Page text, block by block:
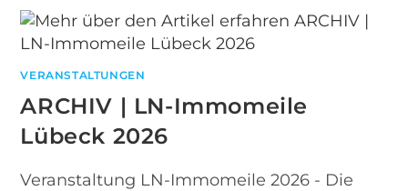
VERANSTALTUNGEN
ARCHIV | LN-Immomeile
Lübeck 2026
Veranstaltung LN-Immomeile 2026 - Die